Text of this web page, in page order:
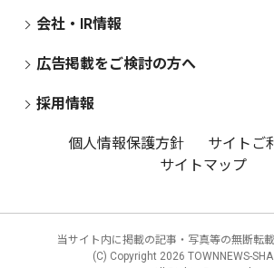
会社・IR情報
広告掲載をご検討の方へ
採用情報
個人情報保護方針
サイトご
サイトマップ
当サイト内に掲載の記事・写真等の無断転載
(C) Copyright 2026 TOWNNEWS-SHA